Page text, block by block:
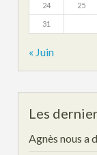
24 25
31
« Juin
Les
Agnès nous a